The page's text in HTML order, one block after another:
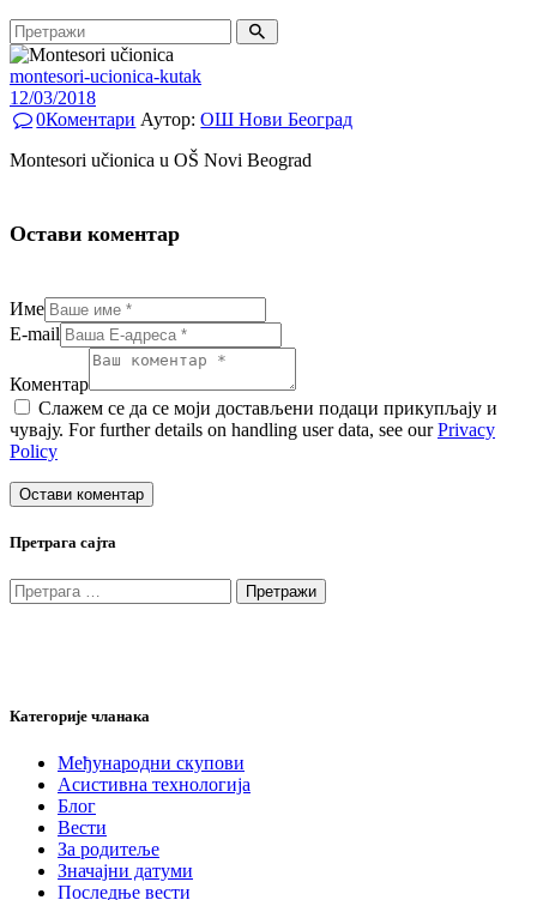
montesori-ucionica-kutak
12/03/2018
0Коментари Аутор:ОШ Нови Београд
Montesori učionica u OŠ Novi Beograd
Остави коментар
Име
E-mail
Коментар
Слажем се да се моји достављени подаци прикупљају и
чувају. For further details on handling user data, see ourPrivacy
Policy
Претрага сајта
Претрага
за:
Категорије чланака
Међународни скупови
Асистивна технологија
Блог
Вести
За родитеље
Значајни датуми
Последње вести